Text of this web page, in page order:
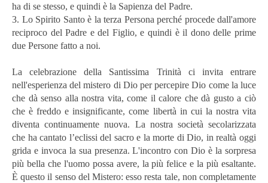
ha di se stesso, e quindi è la Sapienza del Padre.
3. Lo Spirito Santo è la terza Persona perché procede dall'amore
reciproco del Padre e del Figlio, e quindi è il dono delle prime
due Persone fatto a noi.
La celebrazione della Santissima Trinità ci invita entrare
nell'esperienza del mistero di Dio per percepire Dio come la luce
che dà senso alla nostra vita, come il calore che dà gusto a ciò
che è freddo e insignificante, come libertà in cui la nostra vita
diventa continuamente nuova. La nostra società secolarizzata
che ha cantato l’eclissi del sacro e la morte di Dio, in realtà oggi
grida e invoca la sua presenza. L'incontro con Dio è la sorpresa
più bella che l'uomo possa avere, la più felice e la più esaltante.
È questo il senso del Mistero: esso resta tale, non completamente